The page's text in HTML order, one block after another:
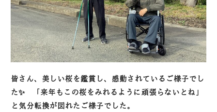
皆さん、美しい桜を鑑賞し、感動されているご様子でし
た✨ 「来年もこの桜をみれるように頑張らないとね」
と気分転換が図れたご様子でした。